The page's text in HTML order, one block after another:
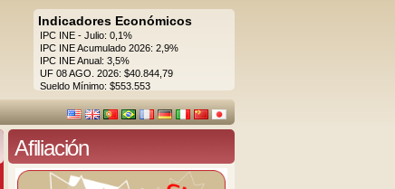
Indicadores Económicos
IPC INE - Julio: 0,1%
IPC INE Acumulado 2026: 2,9%
IPC INE Anual: 3,5%
UF 08 AGO. 2026: $40.844,79
Sueldo Mínimo: $553.553
Afiliación